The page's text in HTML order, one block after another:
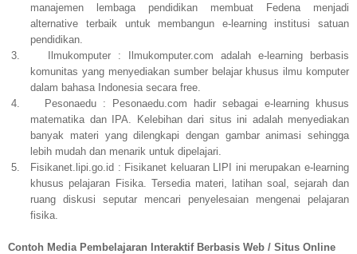
manajemen lembaga pendidikan membuat Fedena menjadi
alternative terbaik untuk membangun e-learning institusi satuan
pendidikan.
3.
Ilmukomputer : Ilmukomputer.com adalah e-learning berbasis
komunitas yang menyediakan sumber belajar khusus ilmu komputer
dalam bahasa Indonesia secara free.
4.
Pesonaedu : Pesonaedu.com hadir sebagai e-learning khusus
matematika dan IPA. Kelebihan dari situs ini adalah menyediakan
banyak materi yang dilengkapi dengan gambar animasi sehingga
lebih mudah dan menarik untuk dipelajari.
5.
Fisikanet.lipi.go.id : Fisikanet keluaran LIPI ini merupakan e-learning
khusus pelajaran Fisika. Tersedia materi, latihan soal, sejarah dan
ruang diskusi seputar mencari penyelesaian mengenai pelajaran
fisika.
Contoh Media Pembelajaran Interaktif Berbasis Web / Situs Online